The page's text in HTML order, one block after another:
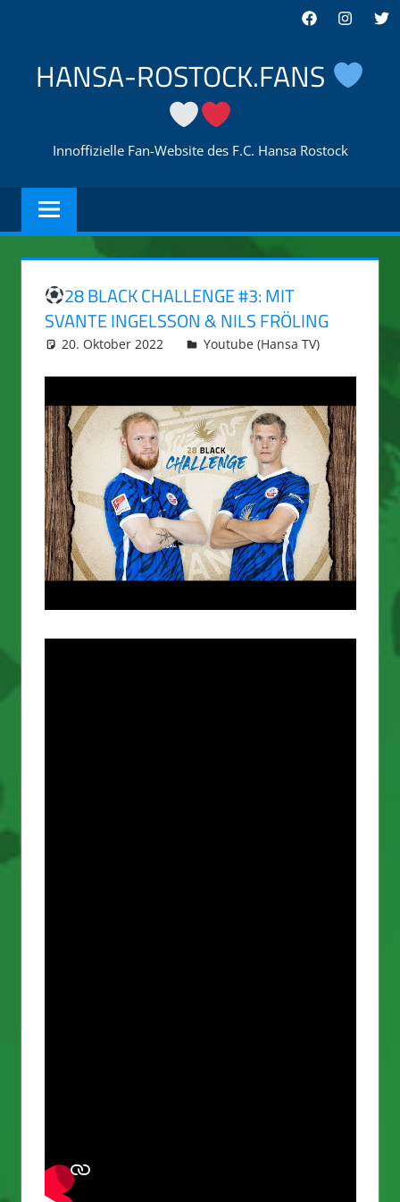
springen
Facebook
HANSA-ROSTOCK.FANS
Innoffizielle Fan-Website des F.C. Hansa Rostock
28 BLACK CHALLENGE #3: MIT
SVANTE INGELSSON & NILS FRÖLING
20. Oktober 2022 integromat
Youtube (Hansa TV)